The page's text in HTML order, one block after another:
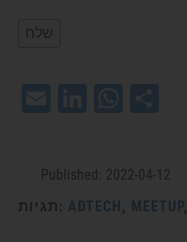
Published: 2022-04-12
תגיות: ADTECH , MEETUP,